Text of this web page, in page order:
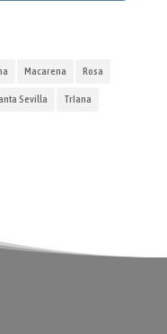
Macarena Rosa
Sevilla TrIana